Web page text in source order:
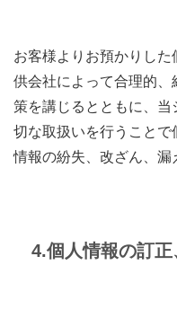
お客様よりお預かりし
供会社によって合理的
策を講じるとともに、
切な取扱いを行うことで
情報の紛失、改ざん、漏
4.個人情報の訂正